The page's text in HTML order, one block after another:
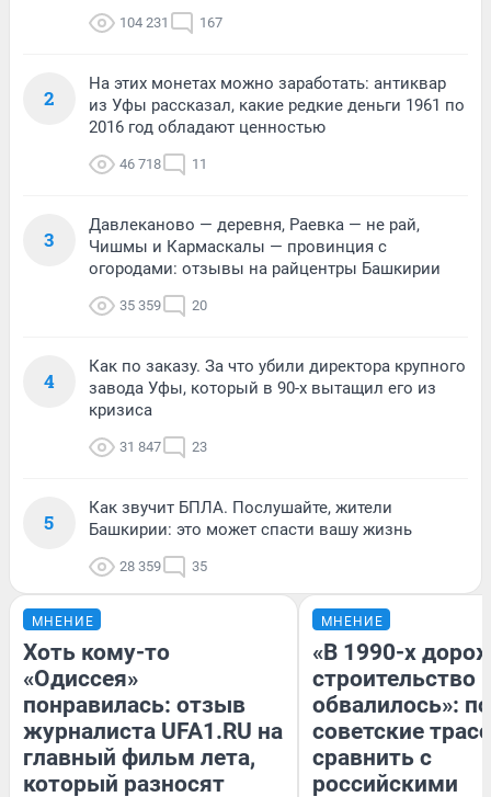
104 231 167
2
На этих монетах можно заработать: антиквар
из Уфы рассказал, какие редкие деньги 1961 по
2016 год обладают ценностью
46 718 11
3
Давлеканово — деревня, Раевка — не рай,
Чишмы и Кармаскалы — провинция с
огородами: отзывы на райцентры Башкирии
35 359 20
4
Как по заказу. За что убили директора крупного
завода Уфы, который в 90-х вытащил его из
кризиса
31 847 23
5
Как звучит БПЛА. Послушайте, жители
Башкирии: это может спасти вашу жизнь
28 359 35
МНЕНИЕ
Хоть кому-то
«Одиссея»
понравилась: отзыв
журналиста UFA1.RU на
главный фильм лета,
который разносят
МНЕНИЕ
«В 1990-х
строительство
обвалилось»:
советские
сравнить с
российскими